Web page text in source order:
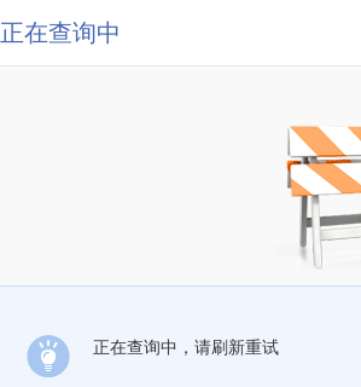
正在查询中
正在查询中，请刷新重试